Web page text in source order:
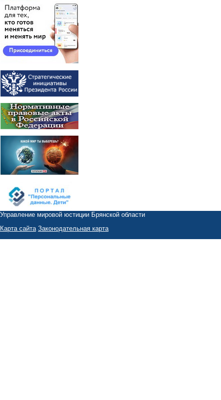
Управление мировой юстиции Брянской области
Карта сайта Законодательная карта